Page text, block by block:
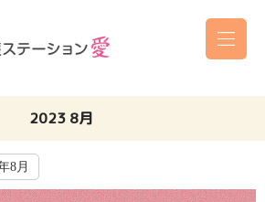
2023 8月
8月